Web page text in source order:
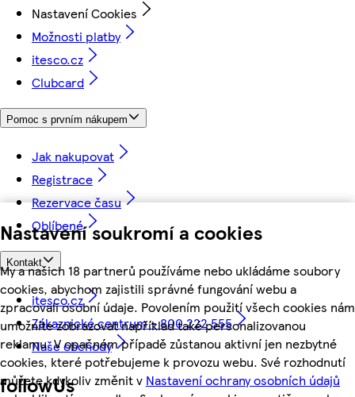
Nastavení soukromí a cookies
My a našich 18 partnerů používáme nebo ukládáme soubory
cookies, abychom zajistili správné fungování webu a
zpracovali osobní údaje. Povolením použití všech cookies nám
umožníte zobrazovat například také personalizovanou
reklamu. V opačném případě zůstanou aktivní jen nezbytné
cookies, které potřebujeme k provozu webu. Své rozhodnutí
můžete kdykoliv změnit v Nastavení ochrany osobních údajů
Nastavení Cookies
Možnosti platby
itesco.cz
Clubcard
Pomoc s prvním nákupem
Jak nakupovat
Registrace
Rezervace času
Oblíbené
Kontakt
itesco.cz
Zákaznické centrum - 800 222 555
Naše obchody
followUs